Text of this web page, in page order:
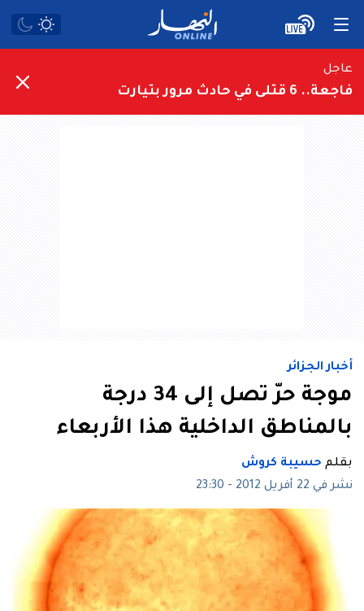
عاجل
فاجعة.. 6 قتلى في حادث مرور بتيارت
أخبار الجزائر
موجة حرّ‮ ‬تصل إلى 34 ‬درجة
بالمناطق الداخلية هذا الأربعاء
بقلم حسيبة كروش
نشر في 22 أفريل 2012 - 23:30